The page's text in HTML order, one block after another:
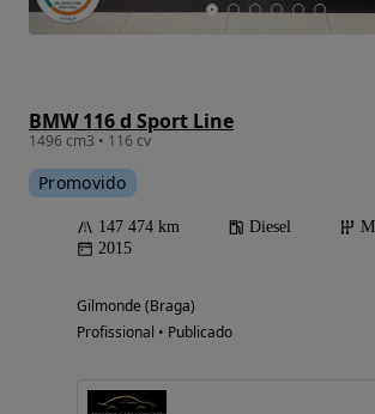
BMW 116 d Sport Line
1496 cm3 • 116 cv
Promovido
147 474 km Diesel
2015
Gilmonde (Braga)
Profissional • Publicado